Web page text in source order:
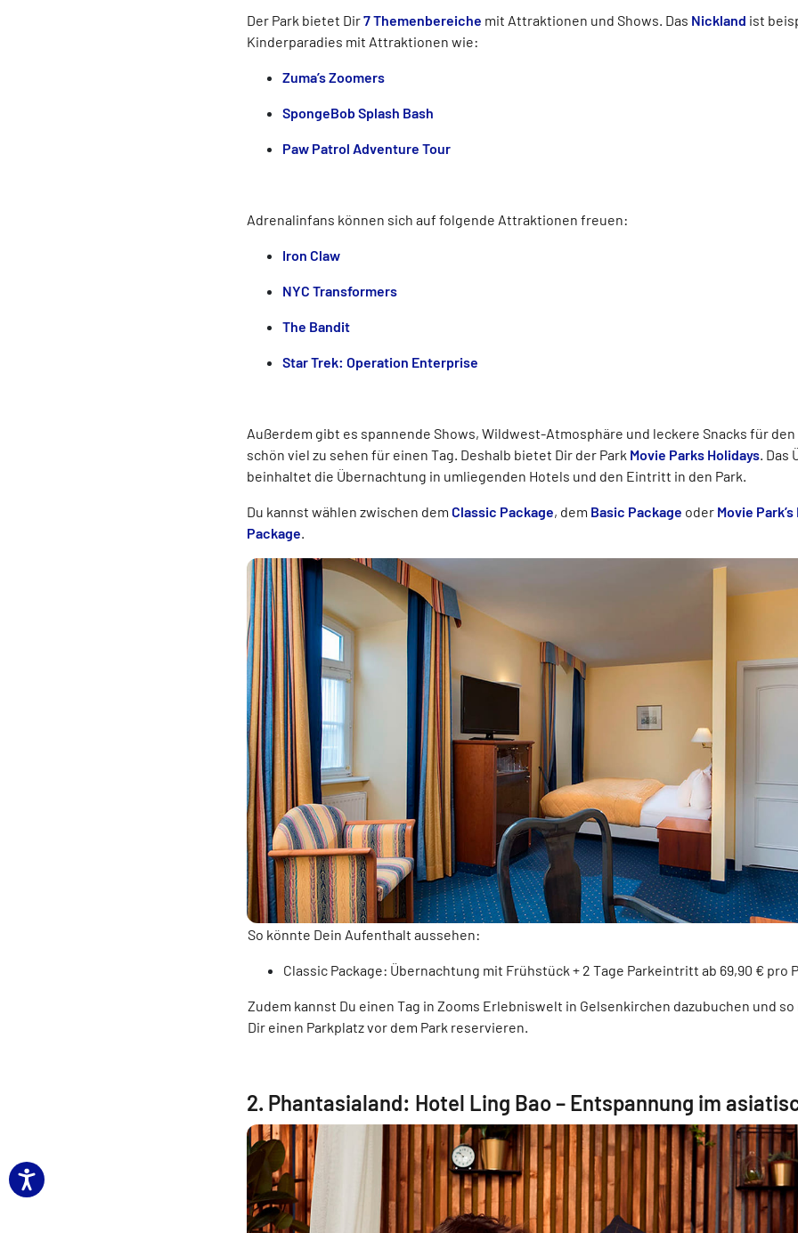
Der Park bietet Dir7 Themenbereiche mit Attraktionen und Shows. Das Nickland ist
Kinderparadies mit Attraktionen wie:
Zuma’s Zoomers
SpongeBob Splash Bash
Paw Patrol Adventure Tour
Adrenalinfans können sich auf folgende Attraktionen freuen:
Iron Claw
NYC Transformers
The Bandit
Star Trek: Operation Enterprise
Außerdem gibt es spannende Shows, Wildwest-Atmosphäre und leckere Snacks für den
schön viel zu sehen für einen Tag. Deshalb bietet Dir der Park Movie Parks Holidays. Das
beinhaltet die Übernachtung in umliegenden Hotels und den Eintritt in den Park.
Du kannst wählen zwischen dem Classic Package, dem Basic Package oder Movie
Package.
So könnte Dein Aufenthalt aussehen:
Classic Package: Übernachtung mit Frühstück + 2 Tage Parkeintritt ab 69,90 € pro
Zudem kannst Du einen Tag in Zooms Erlebniswelt in Gelsenkirchen dazubuchen und
Dir einen Parkplatz vor dem Park reservieren.
2. Phantasialand: Hotel Ling Bao – Entspannung im